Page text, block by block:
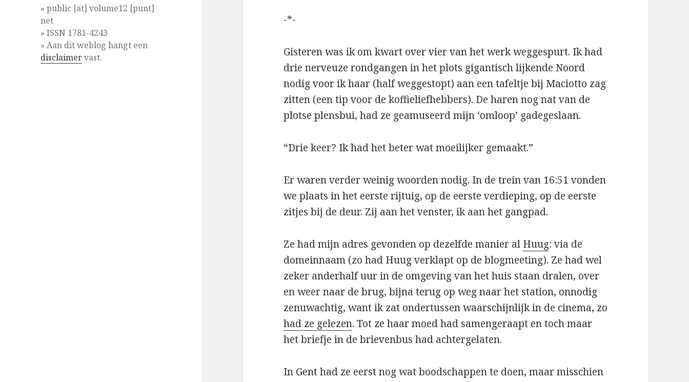
» public [at] volume12 [punt]
net
» ISSN 1781-4243
» Aan dit weblog hangt een
disclaimervast.
-*-
Gisteren was ik om kwart over vier van het werk weggespurt. Ik had
drie nerveuze rondgangen in het plots gigantisch lijkende Noord
nodig voor ik haar (half weggestopt) aan een tafeltje bij Maciotto zag
zitten (een tip voor de koffieliefhebbers). De haren nog nat van de
plotse plensbui, had ze geamuseerd mijn ‘omloop’ gadegeslaan.
“Drie keer? Ik had het beter wat moeilijker gemaakt.”
Er waren verder weinig woorden nodig. In de trein van 16:51 vonden
we plaats in het eerste rijtuig, op de eerste verdieping, op de eerste
zitjes bij de deur. Zij aan het venster, ik aan het gangpad.
Ze had mijn adres gevonden op dezelfde manier al Huug: via de
domeinnaam (zo had Huug verklapt op de blogmeeting). Ze had wel
zeker anderhalf uur in de omgeving van het huis staan dralen, over
en weer naar de brug, bijna terug op weg naar het station, onnodig
zenuwachtig, want ik zat ondertussen waarschijnlijk in de cinema, zo
had ze gelezen. Tot ze haar moed had samengeraapt en toch maar
het briefje in de brievenbus had achtergelaten.
In Gent had ze eerst nog wat boodschappen te doen, maar misschien